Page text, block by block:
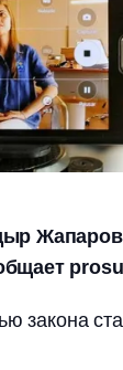
закона